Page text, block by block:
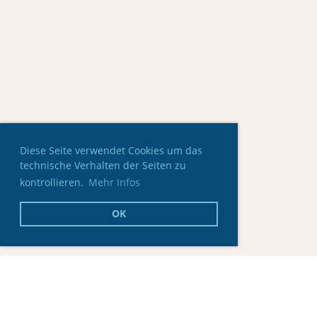
Diese Seite verwendet Cookies um das
technische Verhalten der Seiten zu
kontrollieren. Mehr Infos
OK